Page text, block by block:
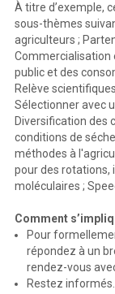
À titre d’exemple,
sous-thèmes
agriculteurs ;
Commercialisation
public et des
Relève
Sélectionner avec
Diversification des
conditions de
méthodes à
pour des rotations,
moléculaires ;
Comment
Pour
répondez à un
rendez-vous
Restez